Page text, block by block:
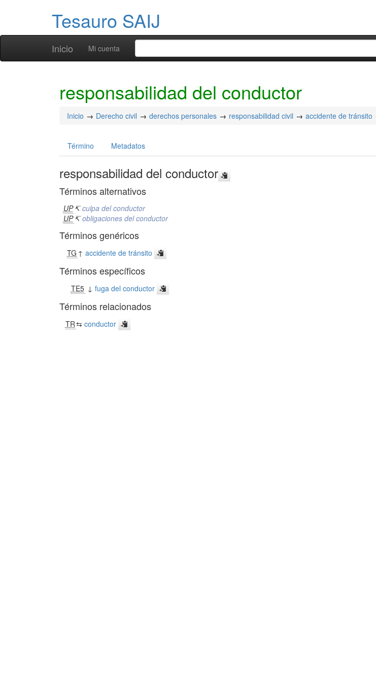
Tesauro SAIJ
Inicio Mi cuenta
responsabilidad del conductor
Inicio Derecho civil derechos personales responsabilidad civil accidente de tránsito
Término Metadatos
responsabilidad del conductor
Términos alternativos
UP ↸culpa del conductor
UP ↸obligaciones del conductor
Términos genéricos
TG ↑accidente de tránsito
Términos específicos
TE5 ↓ fuga del conductor
Términos relacionados
TR⇆ conductor